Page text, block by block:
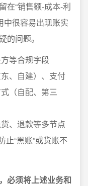
在“销售额-成本-利
中很容易出现账实
的问题。
等合规字段
、自建）、支付
（自配、第三
、退款等多节点
“黑账”或货账不
必须将上述业务和